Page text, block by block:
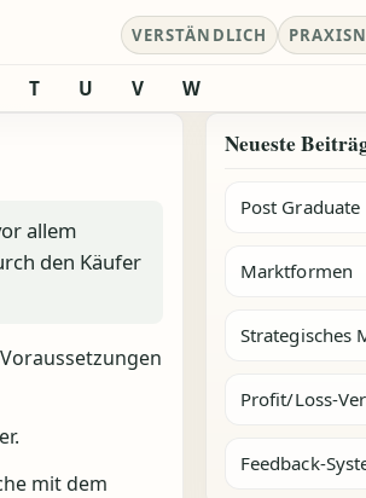
VERSTÄNDLICH
T U V W
allem
den Käufer
mit dem
Neueste
Post Graduate
Marktformen
Strategisches
Profit/Loss-
Feedback-